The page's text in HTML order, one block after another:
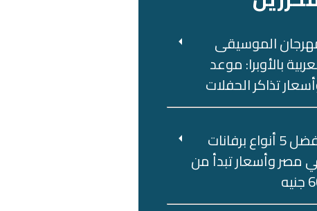
الموسيقى
بالأوبرا: موعد
تذاكر الحفلات
أفضل 5 أنواع برفانات
مصر وأسعار تبدأ من